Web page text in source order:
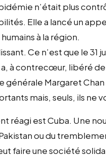
n’était plus
Elle a lancé un
à la région.
Ce n’est que le 31
à contrecœur, libéré
générale Margaret
mais, seuls, ils ne
réagi est Cuba. Une
ou du
faire une société